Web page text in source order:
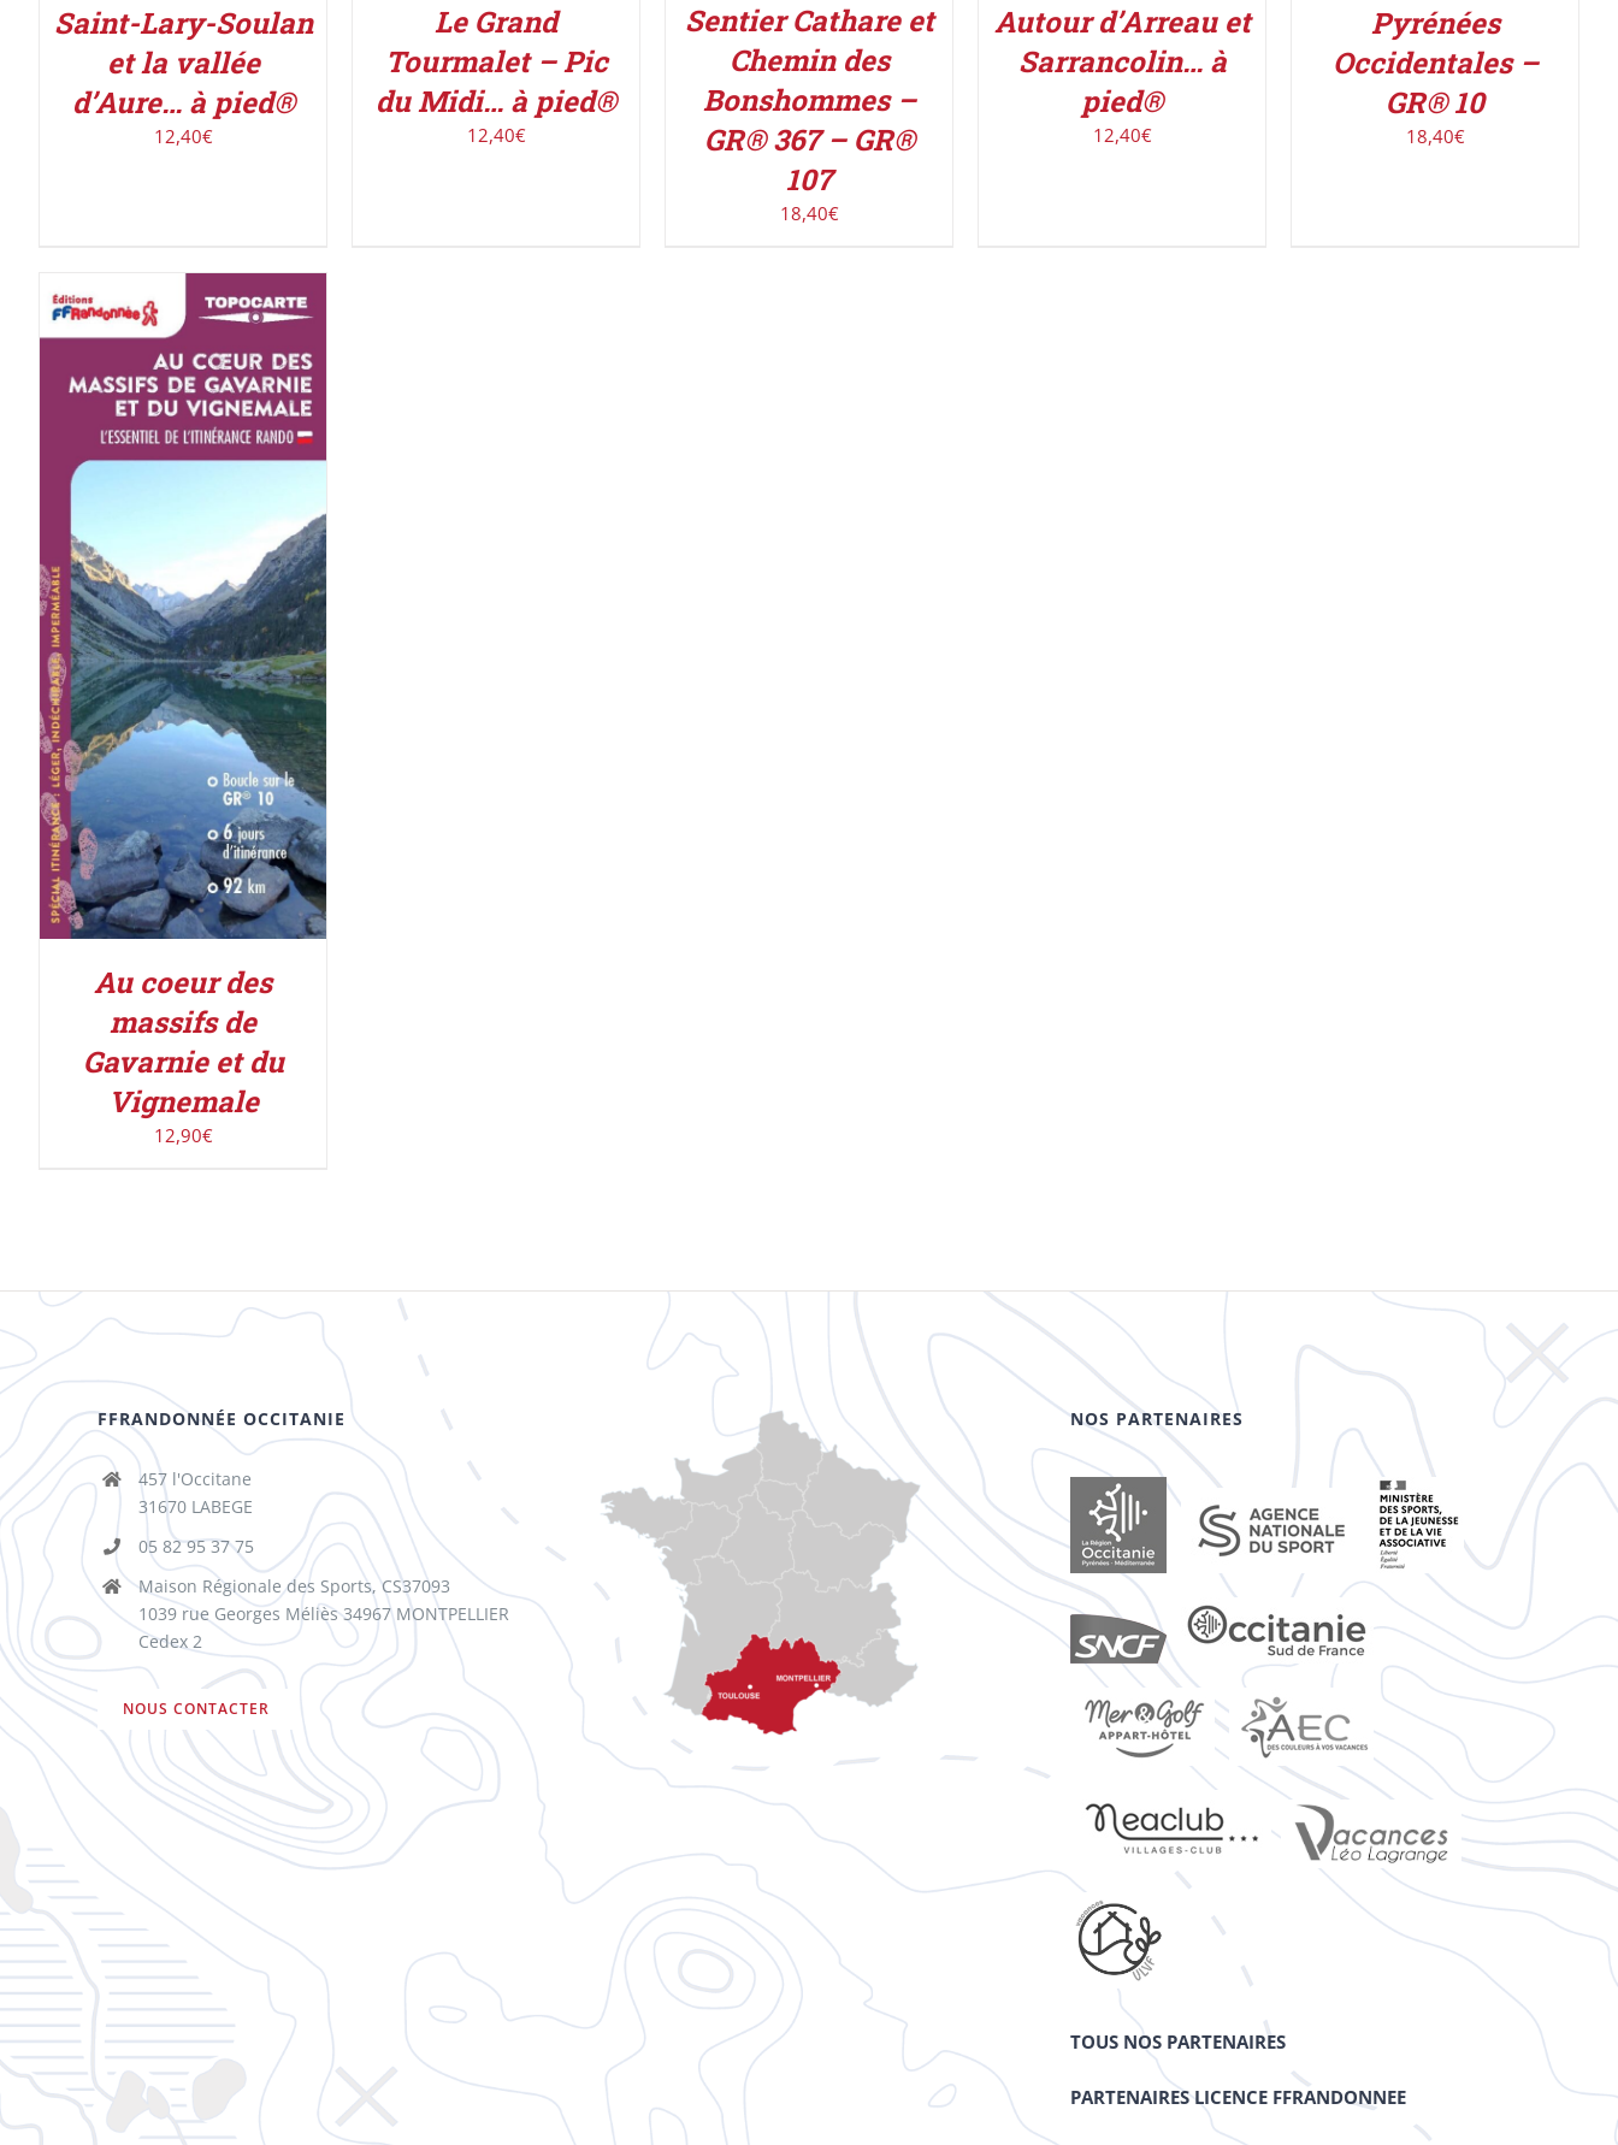
Saint-Lary-Soulan
et la vallée
d’Aure… à pied®
12,40€
Le Grand
Tourmalet – Pic
du Midi… à pied®
12,40€
Sentier Cathare et
Chemin des
Bonshommes –
GR® 367 – GR®
107
18,40€
Autour d’Arreau et
Sarrancolin… à
pied®
12,40€
Pyrénées
Occidentales –
GR® 10
18,40€
AJOUTER AU PANIER
/
DÉTAILS
Au coeur des
massifs de
Gavarnie et du
Vignemale
12,90€
FFRANDONNÉE OCCITANIE
457 l'Occitane
31670 LABEGE
05 82 95 37 75
Maison Régionale des Sports, CS37093
1039 rue Georges Méliès 34967 MONTPELLIER
Cedex 2
NOUS CONTACTER
NOS PARTENAIRES
TOUS NOS PARTENAIRES
PARTENAIRES LICENCE FFRANDONNEE